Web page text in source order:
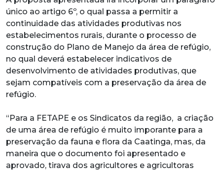
único ao artigo 6º, o qual passa a permitir a
continuidade das atividades produtivas nos
estabelecimentos rurais, durante o processo de
construção do Plano de Manejo da área de refúgio,
no qual deverá estabelecer indicativos de
desenvolvimento de atividades produtivas, que
sejam compatíveis com a preservação da área de
refúgio.
“Para a FETAPE e os Sindicatos da região, a criação
de uma área de refúgio é muito imporante para a
preservação da fauna e flora da Caatinga, mas, da
maneira que o documento foi apresentado e
aprovado, tirava dos agricultores e agricultoras